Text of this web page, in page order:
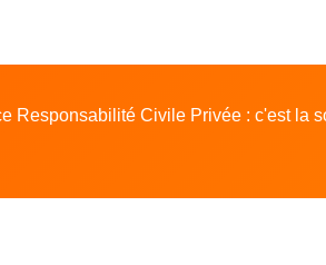
Responsabilité Civile Privée : c'est la